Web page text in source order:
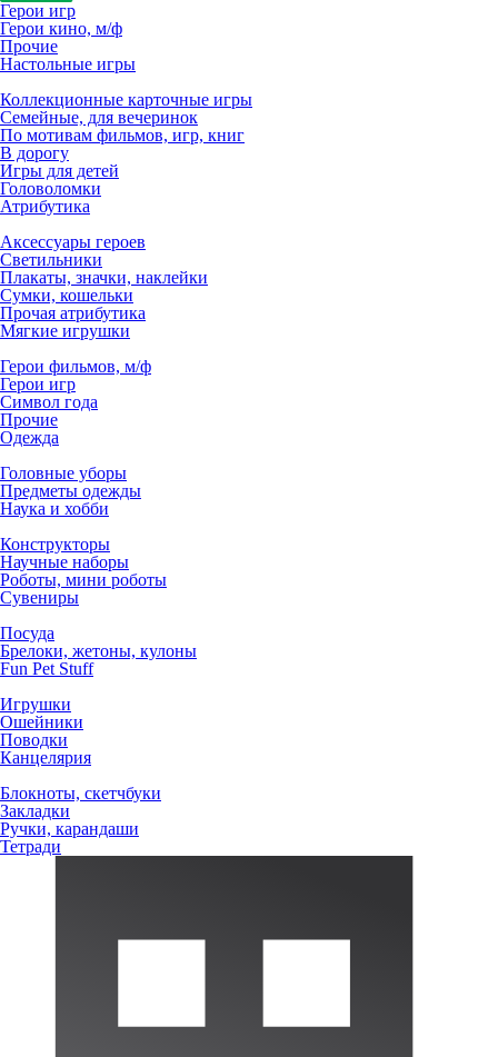
Герои игр
Герои кино, м/ф
Прочие
Настольные игры
Коллекционные карточные игры
Семейные, для вечеринок
По мотивам фильмов, игр, книг
В дорогу
Игры для детей
Головоломки
Атрибутика
Аксессуары героев
Светильники
Плакаты, значки, наклейки
Сумки, кошельки
Прочая атрибутика
Мягкие игрушки
Герои фильмов, м/ф
Герои игр
Символ года
Прочие
Одежда
Головные уборы
Предметы одежды
Наука и хобби
Конструкторы
Научные наборы
Роботы, мини роботы
Сувениры
Посуда
Брелоки, жетоны, кулоны
Fun Pet Stuff
Игрушки
Ошейники
Поводки
Канцелярия
Блокноты, скетчбуки
Закладки
Ручки, карандаши
Тетради